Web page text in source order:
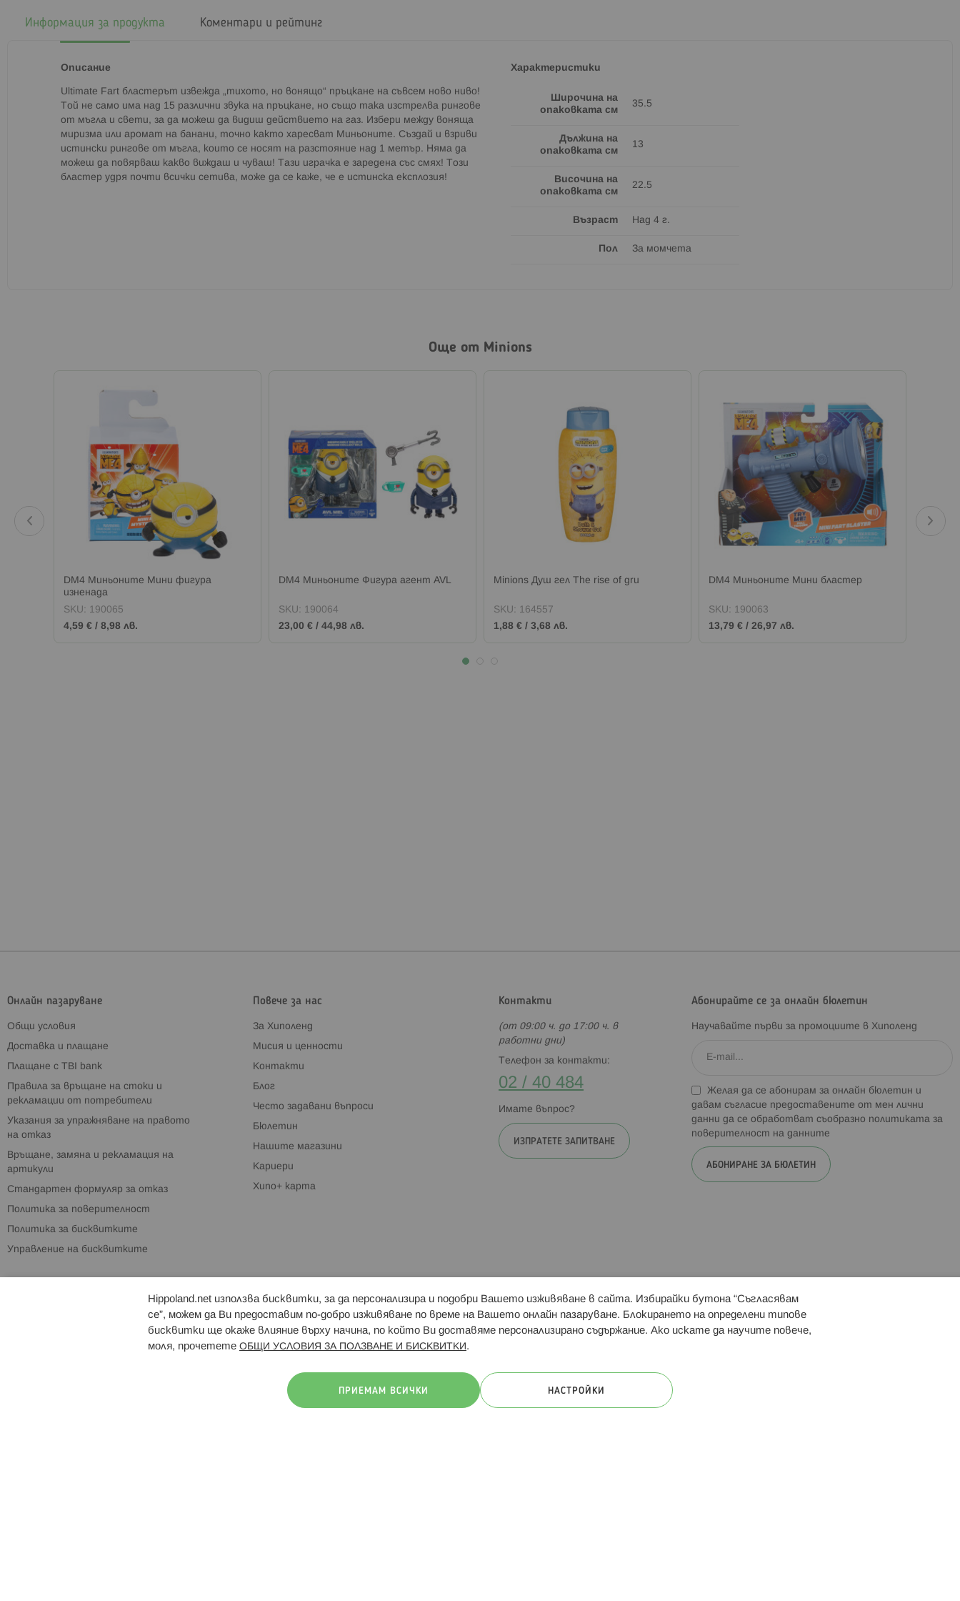
Информация за продукта
Описание
Ultimate Fart бластерът извежда „тихото, но вонящо“ пръцкане на съвсем ново ниво!
Той не само има над 15 различни звука на пръцкане, но също така изстрелва рингове
от мъгла и свети, за да можеш да видиш действието на газ. Избери между воняща
миризма или аромат на банани, точно както харесват Миньоните. Създай и взриви
истински рингове от мъгла, които се носят на разстояние над 1 метър. Няма да
можеш да повярваш какво виждаш и чуваш! Тази играчка е заредена със смях! Този
бластер удря почти всички сетива, може да се каже, че е истинска експлозия!
Характеристики
Широчина на
опаковката см
35.5
Дължина на
опаковката см
13
Височина на
опаковката см
22.5
Възраст Над 4 г.
Пол За момчета
Коментари и рейтинг
Още от Minions
DM4 Миньоните Мини фигура
изненада
SKU: 190065
4,59 € / 8,98 лв.
DM4 Миньоните Фигура агент AVL
SKU: 190064
23,00 € / 44,98 лв.
Minions Душ гел The rise of gru
SKU: 164557
1,88 € / 3,68 лв.
DM4 Миньоните Мини бластер
SKU: 190063
13,79 € / 26,97 лв.
Онлайн пазаруване
Общи условия
Доставка и плащане
Плащане с TBI bank
Правила за връщане на стоки и
рекламации от потребители
Указания за упражняване на правото
на отказ
Връщане, замяна и рекламация на
артикули
Стандартен формуляр за отказ
Политика за поверителност
Политика за бисквитките
Управление на бисквитките
Повече за нас
За Хиполенд
Мисия и ценности
Контакти
Блог
Често задавани въпроси
Бюлетин
Нашите магазини
Кариери
Хипо+ карта
Контакти
(от 09:00 ч. до 17:00 ч. в
работни дни)
Телефон за контакти:
02 / 40 484
Имате въпрос?
ИЗПРАТЕТЕ ЗАПИТВАНЕ
Абонирайте се за онлайн бюлетин
Научавайте първи за промоциите в Хиполенд
Желая да се абонирам за онлайн бюлетин и
давам съгласие предоставените от мен лични
данни да се обработват съобразно политиката за
поверителност на данните
АБОНИРАНЕ ЗА БЮЛЕТИН
Брошури Магазини Свързани сайтове: Hippoland.ro Последвайте ни:
Hippoland.net използва бисквитки, за да персонализира и подобри Вашето изживяване в сайта. Избирайки бутона “Съгласявам
се”, можем да Ви предоставим по-добро изживяване по време на Вашето онлайн пазаруване. Блокирането на определени типове
бисквитки ще окаже влияние върху начина, по който Ви доставяме персонализирано съдържание. Ако искате да научите повече,
моля, прочетете ОБЩИ УСЛОВИЯ ЗА ПОЛЗВАНЕ И БИСКВИТКИ .
ПРИЕМАМ ВСИЧКИ НАСТРОЙКИ